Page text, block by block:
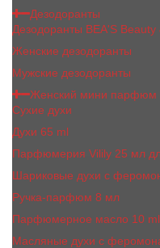
Дезодоранты
Дезодоранты BEA'S Beauty
Женские дезодоранты
Мужские дезодоранты
Женский мини парфюм
Сухие духи
Духи 65 ml
Парфюмерия Vilily 25 мл
Шариковые духи с
Ручка-парфюм 8 мл
Парфюмерное масло 10
Масляные духи c